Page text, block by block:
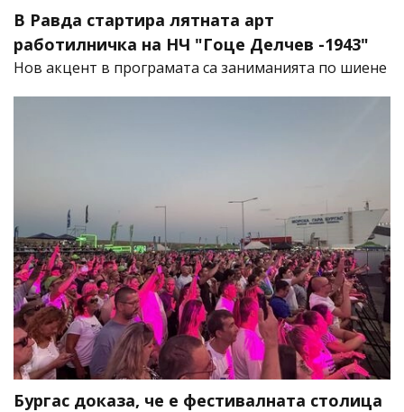
В Равда стартира лятната арт
работилничка на НЧ "Гоце Делчев -1943"
Нов акцент в програмата са заниманията по шиене
Бургас доказа, че е фестивалната столица